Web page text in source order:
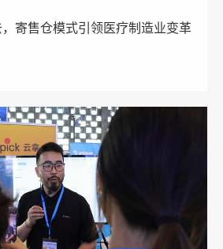
寄售仓模式引领医疗制造业变革